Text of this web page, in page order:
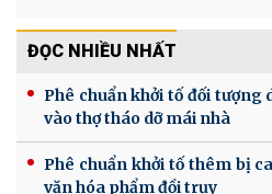
ĐỌC NHIỀU NHẤT
Phê chuẩn khởi tố đối
vào thợ tháo dỡ mái nhà
Phê chuẩn khởi tố thêm bị
văn hóa phẩm đồi trụy